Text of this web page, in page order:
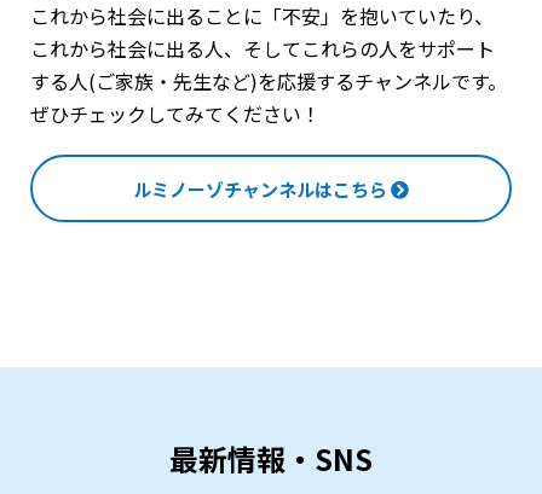
これから社会に出ることに「不安」を抱いていたり、
これから社会に出る人、そしてこれらの人をサポート
する人(ご家族・先生など)を応援するチャンネルです。
ぜひチェックしてみてください！
ルミノーゾチャンネルはこちら
最新情報・SNS